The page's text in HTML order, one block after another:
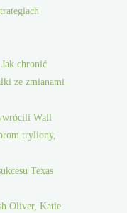
chronić
ze zmianami
Wall
tryliony,
Texas
Oliver, Katie